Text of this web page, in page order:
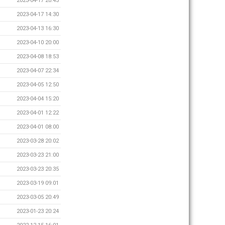
2023-04-17 14:30
2023-04-13 16:30
2023-04-10 20:00
2023-04-08 18:53
2023-04-07 22:34
2023-04-05 12:50
2023-04-04 15:20
2023-04-01 12:22
2023-04-01 08:00
2023-03-28 20:02
2023-03-23 21:00
2023-03-23 20:35
2023-03-19 09:01
2023-03-05 20:49
2023-01-23 20:24